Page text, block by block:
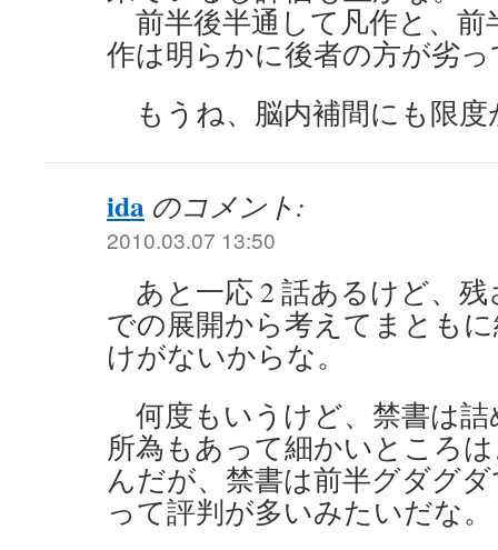
前半後半通して凡作と、前
作は明らかに後者の方が劣
もうね、脳内補間にも限度
ida のコメント:
2010.03.07 13:50
あと一応 2 話あるけど、
での展開から考えてまとも
けがないからな。
何度もいうけど、禁書は
所為もあって細かいところ
んだが、禁書は前半グダグ
って評判が多いみたいだな。